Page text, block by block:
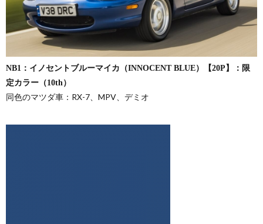
NB1：イノセントブルーマイカ（INNOCENT BLUE）【20P】：限
定カラー（10th）
同色のマツダ車：RX-7、MPV、デミオ